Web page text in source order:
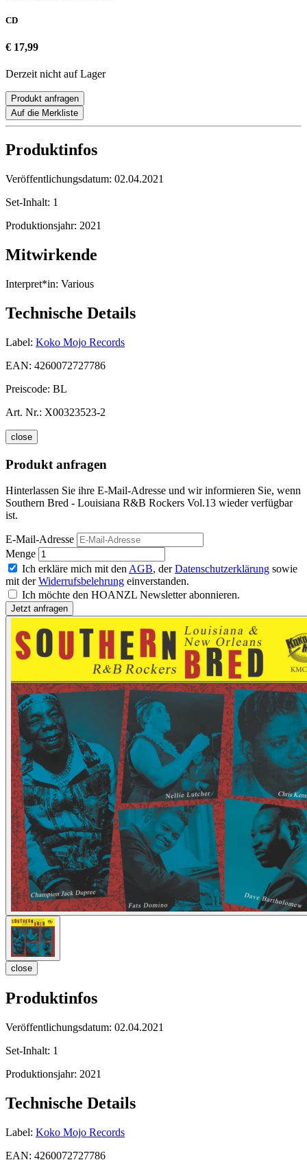
CD
€ 17,99
Derzeit nicht auf Lager
Produkt anfragen
Auf die Merkliste
Produktinfos
Veröffentlichungsdatum: 02.04.2021
Set-Inhalt: 1
Produktionsjahr: 2021
Mitwirkende
Interpret*in: Various
Technische Details
Label: Koko Mojo Records
EAN: 4260072727786
Preiscode: BL
Art. Nr.: X00323523-2
close
Produkt anfragen
Hinterlassen Sie ihre E-Mail-Adresse und wir informieren Sie, wenn
Southern Bred - Louisiana R&B Rockers Vol.13 wieder verfügbar
ist.
E-Mail-Adresse
Menge
Ich erkläre mich mit den AGB, derDatenschutzerklärung sowie
mit derWiderrufsbelehrung einverstanden.
Ich möchte den HOANZL Newsletter abonnieren.
close
Produktinfos
Veröffentlichungsdatum: 02.04.2021
Set-Inhalt: 1
Produktionsjahr: 2021
Technische Details
Label: Koko Mojo Records
EAN: 4260072727786